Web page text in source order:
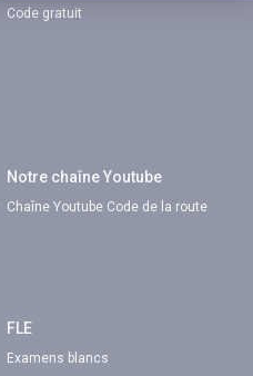
Code gratuit
Notre chaîne Youtube
Chaîne Youtube Code de la route
FLE
Examens blancs